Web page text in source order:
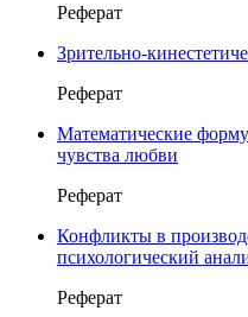
Реферат
Зрительно-
Реферат
Математические
чувства любви
Реферат
Конфликты в
психологический
Реферат